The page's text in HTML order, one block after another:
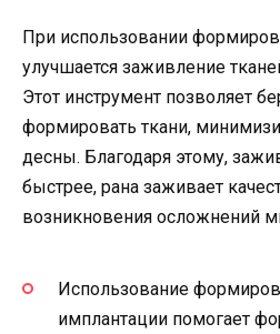
При использовании
улучшается заживление
Этот инструмент позволяет
формировать ткани,
десны. Благодаря этому,
быстрее, рана заживает
возникновения осложнений
Использование
имплантации помогает